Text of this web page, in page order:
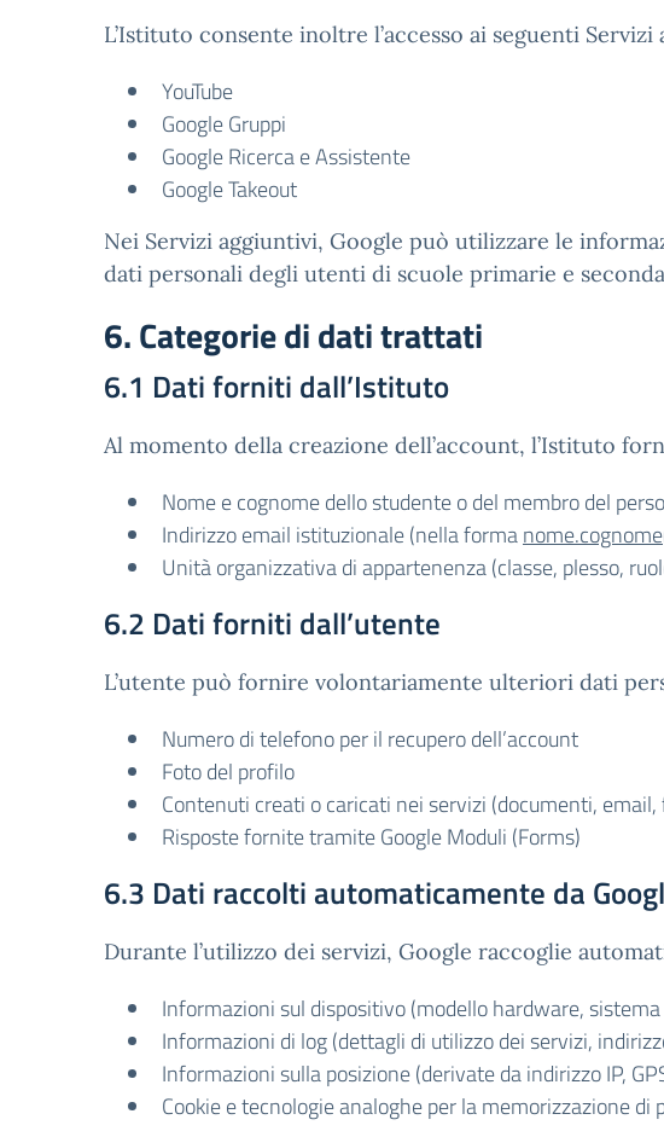
L’Istituto consente inoltre l’accesso ai seguenti Servizi
YouTube
Google Gruppi
Google Ricerca e Assistente
Google Takeout
Nei Servizi aggiuntivi, Google può utilizzare le
dati personali degli utenti di scuole primarie e
6. Categorie di dati trattati
6.1 Dati forniti dall’Istituto
Al momento della creazione dell’account, l’Istituto
Nome e cognome dello studente o del membro del
Indirizzo email istituzionale (nella forma
Unità organizzativa di appartenenza (classe, plesso,
6.2 Dati forniti dall’utente
L’utente può fornire volontariamente ulteriori dati
Numero di telefono per il recupero dell’account
Foto del profilo
Contenuti creati o caricati nei servizi (documenti,
Risposte fornite tramite Google Moduli (Forms)
6.3 Dati raccolti automaticamente da
Durante l’utilizzo dei servizi, Google raccoglie
Informazioni sul dispositivo (modello hardware,
Informazioni di log (dettagli di utilizzo dei servizi,
Informazioni sulla posizione (derivate da indirizzo IP,
Cookie e tecnologie analoghe per la memorizzazione